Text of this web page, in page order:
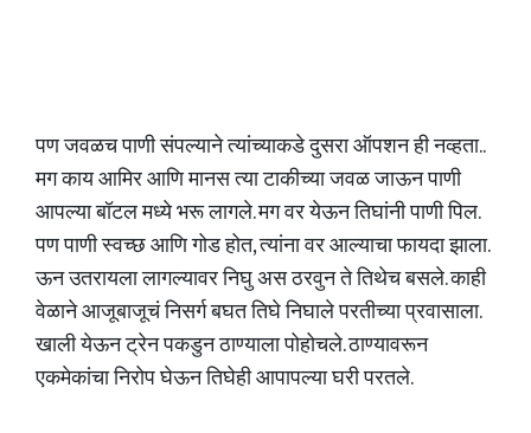
पण जवळच पाणी संपल्याने त्यांच्याकडे दुसरा ऑपशन ही नव्हता..
मग काय आमिर आणि मानस त्या टाकीच्या जवळ जाऊन पाणी
आपल्या बॉटल मध्ये भरू लागले. मग वर येऊन तिघांनी पाणी पिल.
पण पाणी स्वच्छ आणि गोड होत, त्यांना वर आल्याचा फायदा झाला.
ऊन उतरायला लागल्यावर निघु अस ठरवुन ते तिथेच बसले. काही
वेळाने आजूबाजूचं निसर्ग बघत तिघे निघाले परतीच्या प्रवासाला.
खाली येऊन ट्रेन पकडुन ठाण्याला पोहोचले. ठाण्यावरून
एकमेकांचा निरोप घेऊन तिघेही आपापल्या घरी परतले.